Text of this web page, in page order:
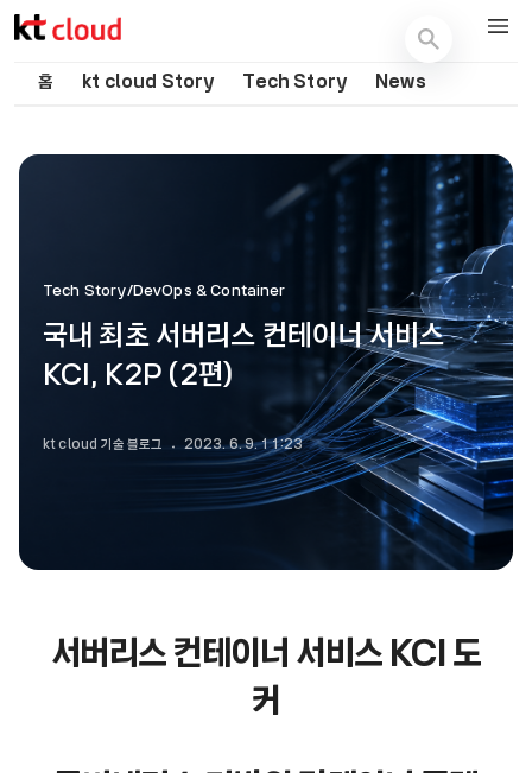
기술 블로그 (Tech) | kt cloud
홈 kt cloud Story Tech Story News
Tech Story/DevOps & Container
국내 최초 서버리스 컨테이너 서비스
KCI, K2P (2편)
kt cloud 기술 블로그 2023. 6. 9. 11:23
서버리스 컨테이너 서비스 KCI 도
커